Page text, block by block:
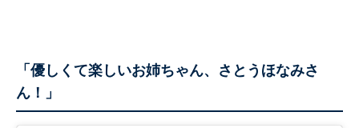
「優しくて楽しいお姉ちゃん、さとうほなみさ
ん！」